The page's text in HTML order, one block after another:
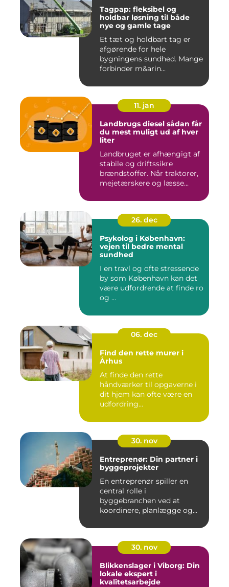
Tagpap: fleksibel og
holdbar løsning til både
nye og gamle tage
Et tæt og holdbart tag er
afgørende for hele
bygningens sundhed. Mange
forbinder m&arin...
11. jan
Landbrugs diesel sådan får
du mest muligt ud af hver
liter
Landbruget er afhængigt af
stabile og driftssikre
brændstoffer. Når traktorer,
mejetærskere og læsse...
26. dec
Psykolog i København:
vejen til bedre mental
sundhed
I en travl og ofte stressende
by som København kan det
være udfordrende at finde ro
og ...
06. dec
Find den rette murer i
Århus
At finde den rette
håndværker til opgaverne i
dit hjem kan ofte være en
udfordring...
30. nov
Entreprenør: Din partner i
byggeprojekter
En entreprenør spiller en
central rolle i
byggebranchen ved at
koordinere, planlægge og...
30. nov
Blikkenslager i Viborg: Din
lokale ekspert i
kvalitetsarbejde